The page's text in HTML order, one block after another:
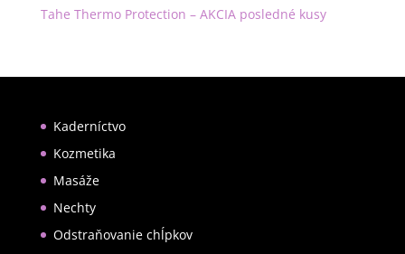
Tahe Thermo Protection – AKCIA posledné kusy
Kaderníctvo
Kozmetika
Masáže
Nechty
Odstraňovanie chĺpkov